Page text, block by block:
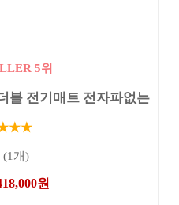
5위
블 전기매트 전자파없는
(1개)
원